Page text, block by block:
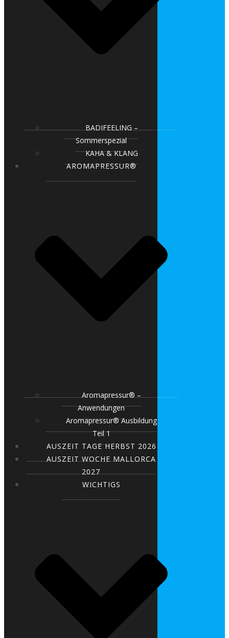
BADIFEELING –
Sommerspezial
KAHA & KLANG
AROMAPRESSUR®
Aromapressur® –
Anwendungen
Aromapressur® Ausbildung
Teil 1
AUSZEIT TAGE HERBST 2026
AUSZEIT WOCHE MALLORCA
2027
WICHTIGS